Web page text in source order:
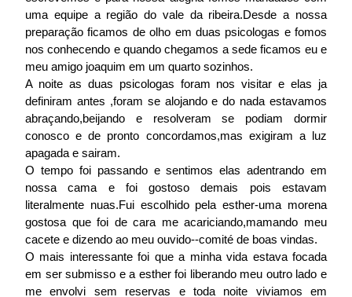
uma equipe a região do vale da ribeira.Desde a nossa
preparação ficamos de olho em duas psicologas e fomos
nos conhecendo e quando chegamos a sede ficamos eu e
meu amigo joaquim em um quarto sozinhos.
A noite as duas psicologas foram nos visitar e elas ja
definiram antes ,foram se alojando e do nada estavamos
abraçando,beijando e resolveram se podiam dormir
conosco e de pronto concordamos,mas exigiram a luz
apagada e sairam.
O tempo foi passando e sentimos elas adentrando em
nossa cama e foi gostoso demais pois estavam
literalmente nuas.Fui escolhido pela esther-uma morena
gostosa que foi de cara me acariciando,mamando meu
cacete e dizendo ao meu ouvido--comité de boas vindas.
O mais interessante foi que a minha vida estava focada
em ser submisso e a esther foi liberando meu outro lado e
me envolvi sem reservas e toda noite viviamos em